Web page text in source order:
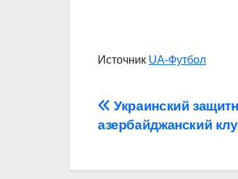
Источник UA-Футбол
Навігація
записів
Украинский
азербайджанский